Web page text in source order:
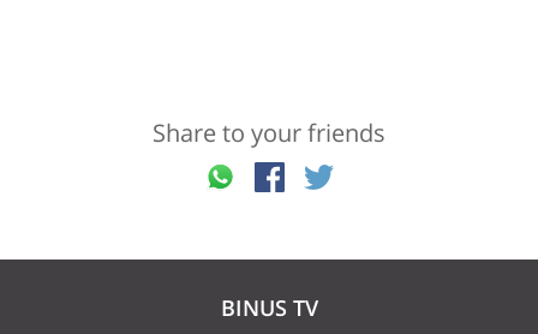
Share to your friends
BINUS TV